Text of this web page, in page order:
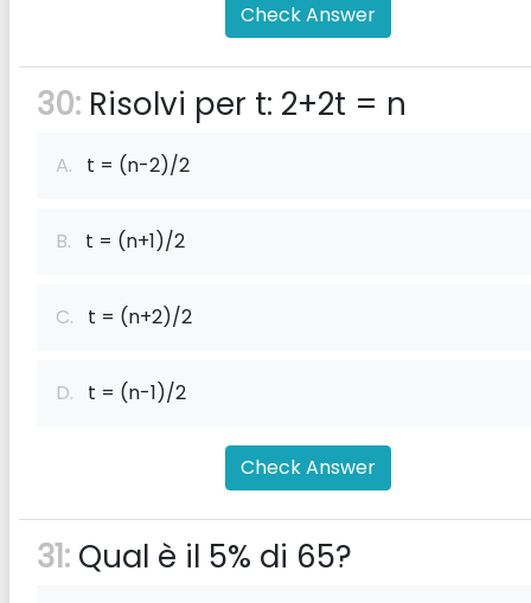
Check Answer
30: Risolvi per t: 2+2t = n
A. t = (n-2)/2
B. t = (n+1)/2
C. t = (n+2)/2
D. t = (n-1)/2
Check Answer
31: Qual è il 5% di 65?